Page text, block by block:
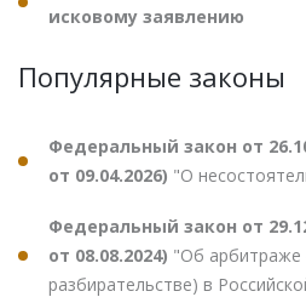
исковому заявлению
Популярные законы
Федеральный закон от
от 09.04.2026) "О
Федеральный закон от
от 08.08.2024) "Об арбитраже
разбирательстве) в